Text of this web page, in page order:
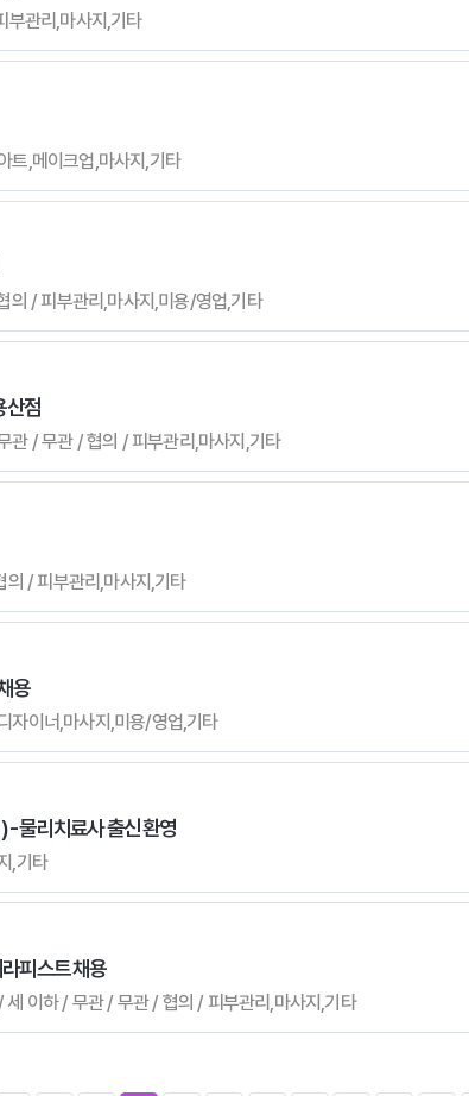
부관리,마사지,기타
트,메이크업,마사지,기타
/ 피부관리,마사지,미용/영업,기타
산점
관 / 무관 / 협의 / 피부관리,마사지,기타
/ 피부관리,마사지,기타
용
자이너,마사지,미용/영업,기타
- 물리치료사 출신 환영
,기타
피스트 채용
이하 / 무관 / 무관 / 협의 / 피부관리,마사지,기타